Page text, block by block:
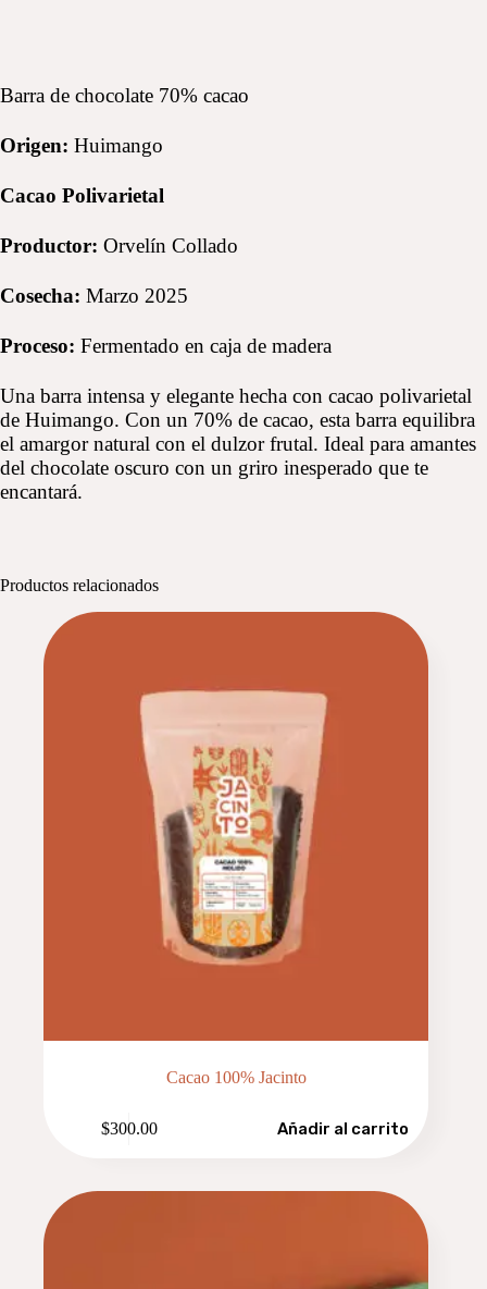
Barra de chocolate 70% cacao
Origen: Huimango
Cacao Polivarietal
Productor: Orvelín Collado
Cosecha: Marzo 2025
Proceso: Fermentado en caja de madera
Una barra intensa y elegante hecha con cacao polivarietal
de Huimango. Con un 70% de cacao, esta barra equilibra
el amargor natural con el dulzor frutal. Ideal para amantes
del chocolate oscuro con un griro inesperado que te
encantará.
Productos relacionados
Cacao 100% Jacinto
$300.00 Añadir al carrito